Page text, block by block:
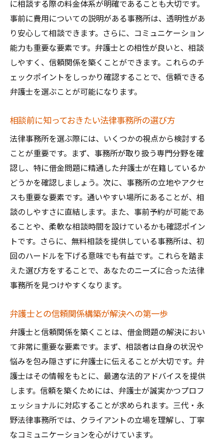
に相談する際の料金体系が明確であることも大切です。
事前に費用についての説明がある事務所は、透明性があ
り安心して相談できます。さらに、コミュニケーション
能力も重要な要素です。弁護士との相性が良いと、相談
しやすく、信頼関係を築くことができます。これらのチ
ェックポイントをしっかり確認することで、信頼できる
弁護士を選ぶことが可能になります。
相談前に知っておきたい法律事務所の選び方
法律事務所を選ぶ際には、いくつかの視点から検討する
ことが重要です。まず、事務所が取り扱う専門分野を確
認し、特に借金問題に精通した弁護士が在籍しているか
どうかを確認しましょう。次に、事務所の立地やアクセ
スも重要な要素です。通いやすい場所にあることが、相
談のしやすさに直結します。また、事前予約が可能であ
ることや、柔軟な相談時間を設けているかも確認ポイン
トです。さらに、無料相談を提供している事務所は、初
回のハードルを下げる意味でも有益です。これらを踏ま
えた選び方をすることで、あなたのニーズに合った法律
事務所を見つけやすくなります。
弁護士との信頼関係構築が解決への第一歩
弁護士と信頼関係を築くことは、借金問題の解決におい
て非常に重要な要素です。まず、相談者は自身の状況や
悩みを包み隠さずに弁護士に伝えることが大切です。弁
護士はその情報をもとに、最適な法的アドバイスを提供
します。信頼を築くためには、弁護士が誠実かつプロフ
ェッショナルに対応することが求められます。三代・永
野法律事務所では、クライアントの立場を理解し、丁寧
なコミュニケーションを心がけています。